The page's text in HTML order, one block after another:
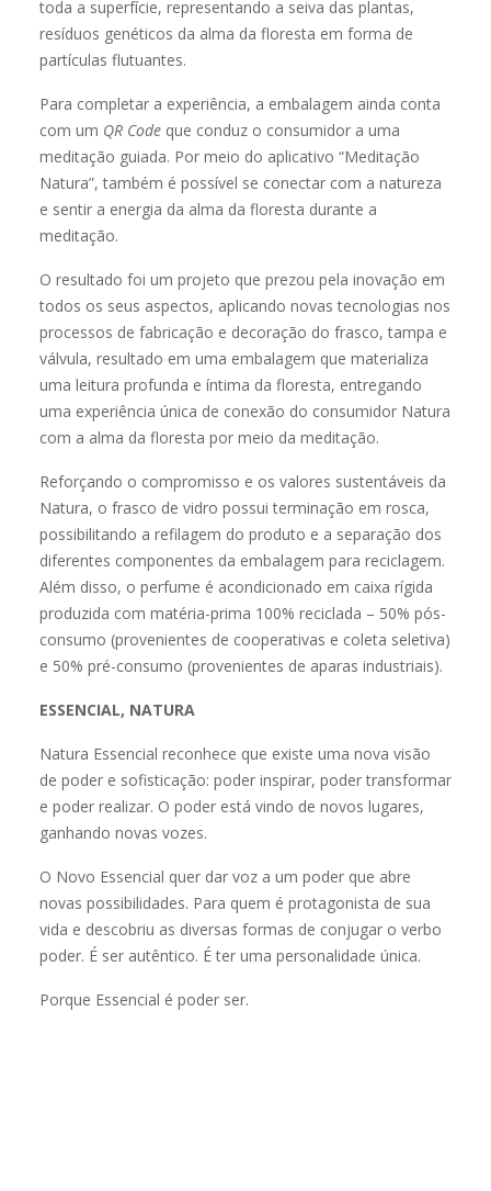
toda a superfície, representando a seiva das plantas,
resíduos genéticos da alma da floresta em forma de
partículas flutuantes.
Para completar a experiência, a embalagem ainda conta
com um QR Code que conduz o consumidor a uma
meditação guiada. Por meio do aplicativo “Meditação
Natura”, também é possível se conectar com a natureza
e sentir a energia da alma da floresta durante a
meditação.
O resultado foi um projeto que prezou pela inovação em
todos os seus aspectos, aplicando novas tecnologias nos
processos de fabricação e decoração do frasco, tampa e
válvula, resultado em uma embalagem que materializa
uma leitura profunda e íntima da floresta, entregando
uma experiência única de conexão do consumidor Natura
com a alma da floresta por meio da meditação.
Reforçando o compromisso e os valores sustentáveis da
Natura, o frasco de vidro possui terminação em rosca,
possibilitando a refilagem do produto e a separação dos
diferentes componentes da embalagem para reciclagem.
Além disso, o perfume é acondicionado em caixa rígida
produzida com matéria-prima 100% reciclada – 50% pós-
consumo (provenientes de cooperativas e coleta seletiva)
e 50% pré-consumo (provenientes de aparas industriais).
ESSENCIAL, NATURA
Natura Essencial reconhece que existe uma nova visão
de poder e sofisticação: poder inspirar, poder transformar
e poder realizar. O poder está vindo de novos lugares,
ganhando novas vozes.
O Novo Essencial quer dar voz a um poder que abre
novas possibilidades. Para quem é protagonista de sua
vida e descobriu as diversas formas de conjugar o verbo
poder. É ser autêntico. É ter uma personalidade única.
Porque Essencial é poder ser.